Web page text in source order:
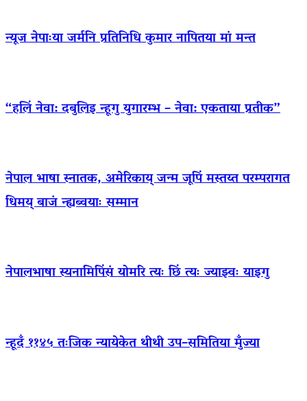
न्यूज नेपाःया जर्मनि प्रतिनिधि कुमार नापितया मां मन्त
“हलिं नेवा: दबुलिइ न्हूगु युगारम्भ – नेवा: एकताया प्रतीक”
नेपाल भाषा स्नातक, अमेरिकाय् जन्म जूपिं मस्तय्त परम्परागत
धिमय् बाजं न्ह्यब्वयाः सम्मान
नेपालभाषा स्यनामिपिंसं योमरि त्यः छिं त्यः ज्याझ्वः याइगु
न्हूदँ ११४५ तःजिक न्यायेकेत थीथी उप–समितिया मुँज्या